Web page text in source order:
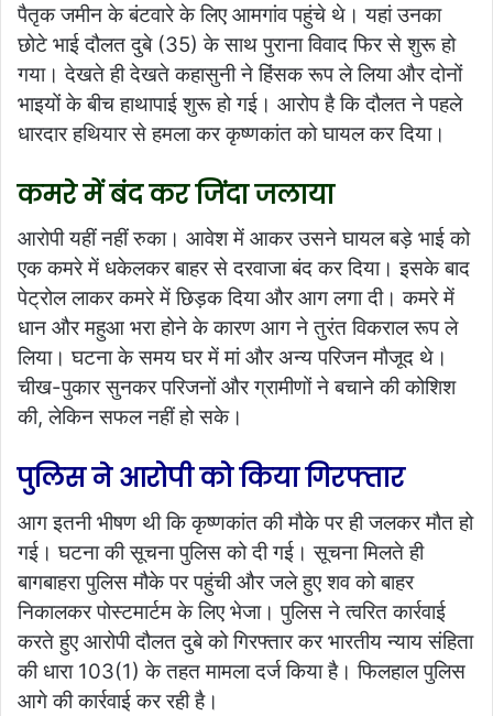
पैतृक जमीन के बंटवारे के लिए आमगांव पहुंचे थे। यहां उनका
छोटे भाई दौलत दुबे (35) के साथ पुराना विवाद फिर से शुरू हो
गया। देखते ही देखते कहासुनी ने हिंसक रूप ले लिया और दोनों
भाइयों के बीच हाथापाई शुरू हो गई। आरोप है कि दौलत ने पहले
धारदार हथियार से हमला कर कृष्णकांत को घायल कर दिया।
कमरे में बंद कर जिंदा जलाया
आरोपी यहीं नहीं रुका। आवेश में आकर उसने घायल बड़े भाई को
एक कमरे में धकेलकर बाहर से दरवाजा बंद कर दिया। इसके बाद
पेट्रोल लाकर कमरे में छिड़क दिया और आग लगा दी। कमरे में
धान और महुआ भरा होने के कारण आग ने तुरंत विकराल रूप ले
लिया। घटना के समय घर में मां और अन्य परिजन मौजूद थे।
चीख-पुकार सुनकर परिजनों और ग्रामीणों ने बचाने की कोशिश
की, लेकिन सफल नहीं हो सके।
पुलिस ने आरोपी को किया गिरफ्तार
आग इतनी भीषण थी कि कृष्णकांत की मौके पर ही जलकर मौत हो
गई। घटना की सूचना पुलिस को दी गई। सूचना मिलते ही
बागबाहरा पुलिस मौके पर पहुंची और जले हुए शव को बाहर
निकालकर पोस्टमार्टम के लिए भेजा। पुलिस ने त्वरित कार्रवाई
करते हुए आरोपी दौलत दुबे को गिरफ्तार कर भारतीय न्याय संहिता
की धारा 103(1) के तहत मामला दर्ज किया है। फिलहाल पुलिस
आगे की कार्रवाई कर रही है।